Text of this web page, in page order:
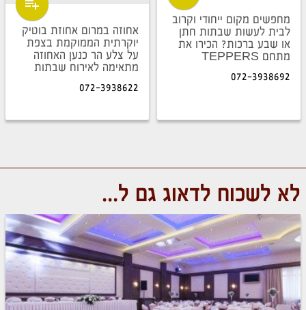
מחפשים מקום ייחודי וקרוב
לבית לעשות שבתות חתן
או שבע ברכות? הכירו את
מתחם TEPPERS
072-3938692
אחוזה במרום אחוזת בוטיק
יוקרתית הממוקמת בצפת
על צלע הר כנען האחוזה
מתאימה לאירוח שבתות
תפספסו אירוע של פעם
שלנו...
072-3938622
לא לשכוח לדאוג גם ל...